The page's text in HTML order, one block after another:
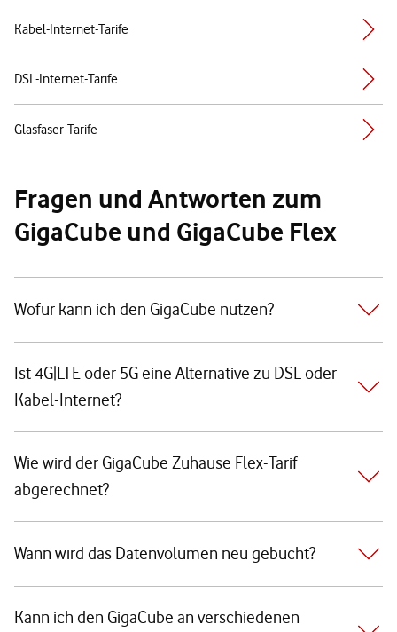
Kabel-Internet-Tarife
DSL-Internet-Tarife
Glasfaser-Tarife
Fragen und Antworten zum
GigaCube und GigaCube Flex
Wofür kann ich den GigaCube nutzen?
Ist 4G|LTE oder 5G eine Alternative zu DSL oder
Kabel-Internet?
Wie wird der GigaCube Zuhause Flex-Tarif
abgerechnet?
Wann wird das Datenvolumen neu gebucht?
Kann ich den GigaCube an verschiedenen